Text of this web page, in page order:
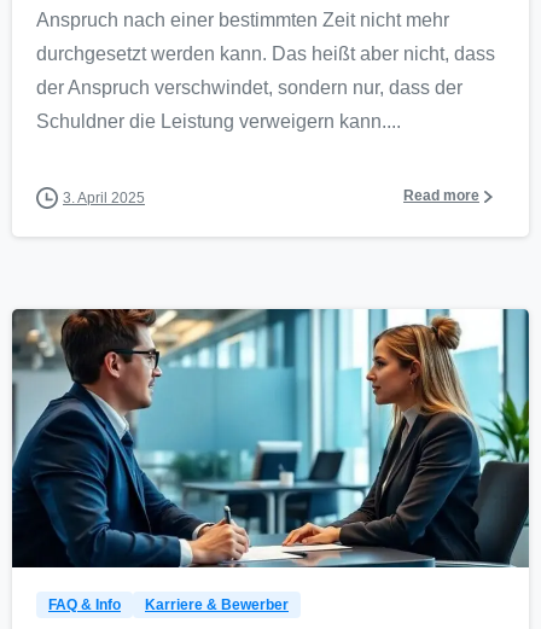
Anspruch nach einer bestimmten Zeit nicht mehr
durchgesetzt werden kann. Das heißt aber nicht, dass
der Anspruch verschwindet, sondern nur, dass der
Schuldner die Leistung verweigern kann....
3. April 2025 Read more
FAQ & Info Karriere & Bewerber